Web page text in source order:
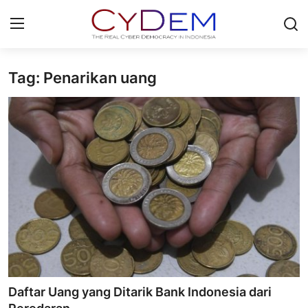
Login Register
Home
News
Contact
Politik
Redaksi
Olahraga
Nasional
Tag: Penarikan uang
Daftar Uang yang Ditarik Bank Indonesia dari